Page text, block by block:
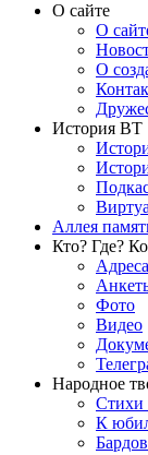
О сайте
О
О
История ВТ
Аллея
Кто? Где?
Фото
Видео
Народное
Стихи
К